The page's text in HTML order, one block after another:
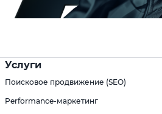
Услуги
Поисковое продвижение (SEO)
Performance-маркетинг